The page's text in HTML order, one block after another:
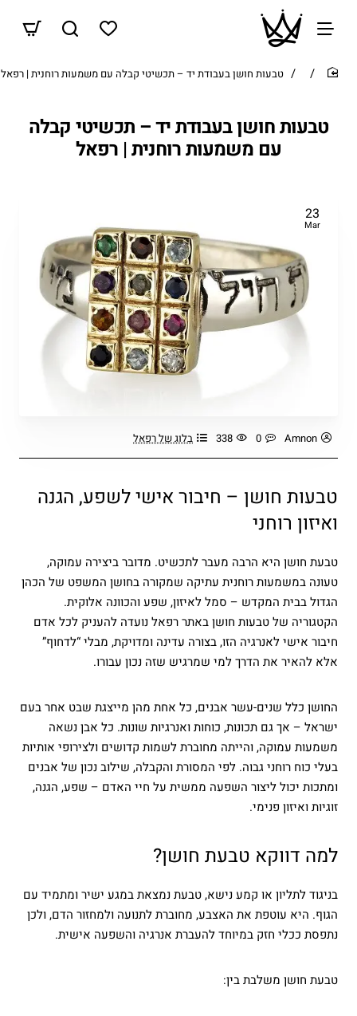
טבעות חושן בעבודת יד – תכשיטי קבלה
עם משמעות רוחנית | רפאל
home
טבעות חושן בעבודת יד – תכשיטי קבלה עם משמעות רוחנית | רפאל
23
Mar
Amnon
0
338 בלוג של רפאל
טבעות חושן – חיבור אישי לשפע, הגנה
ואיזון רוחני
טבעת חושן היא הרבה מעבר לתכשיט. מדובר ביצירה עמוקה,
טעונה במשמעות רוחנית עתיקה שמקורה בחושן המשפט של הכהן
הגדול בבית המקדש – סמל לאיזון, שפע והכוונה אלוקית.
הקטגוריה של טבעות חושן באתר רפאל נועדה להעניק לכל אדם
חיבור אישי לאנרגיה הזו, בצורה עדינה ומדויקת, מבלי “לדחוף”
אלא להאיר את הדרך למי שמרגיש שזה נכון עבורו.
החושן כלל שנים-עשר אבנים, כל אחת מהן מייצגת שבט אחר בעם
ישראל – אך גם תכונות, כוחות ואנרגיות שונות. כל אבן נשאה
משמעות עמוקה, והייתה מחוברת לשמות קדושים ולצירופי אותיות
בעלי כוח רוחני גבוה. לפי המסורת והקבלה, שילוב נכון של אבנים
ומתכות יכול ליצור השפעה ממשית על חיי האדם – שפע, הגנה,
זוגיות ואיזון פנימי.
למה דווקא טבעת חושן?
בניגוד לתליון או קמע נישא, טבעת נמצאת במגע ישיר ומתמיד עם
הגוף. היא עוטפת את האצבע, מחוברת לתנועה ולמחזור הדם, ולכן
נתפסת ככלי חזק במיוחד להעברת אנרגיה והשפעה אישית.
טבעת חושן משלבת בין: